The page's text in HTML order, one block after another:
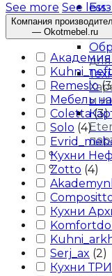
и
Блог
Контакты
See more See less
Компания
— Okotmebel.ru
Академия
Remeslo (3
Мебель
Coletta (3)
Solo (4)
Кухни
Zotto (4)
Кухни
Serj_ax (2)
Кухни